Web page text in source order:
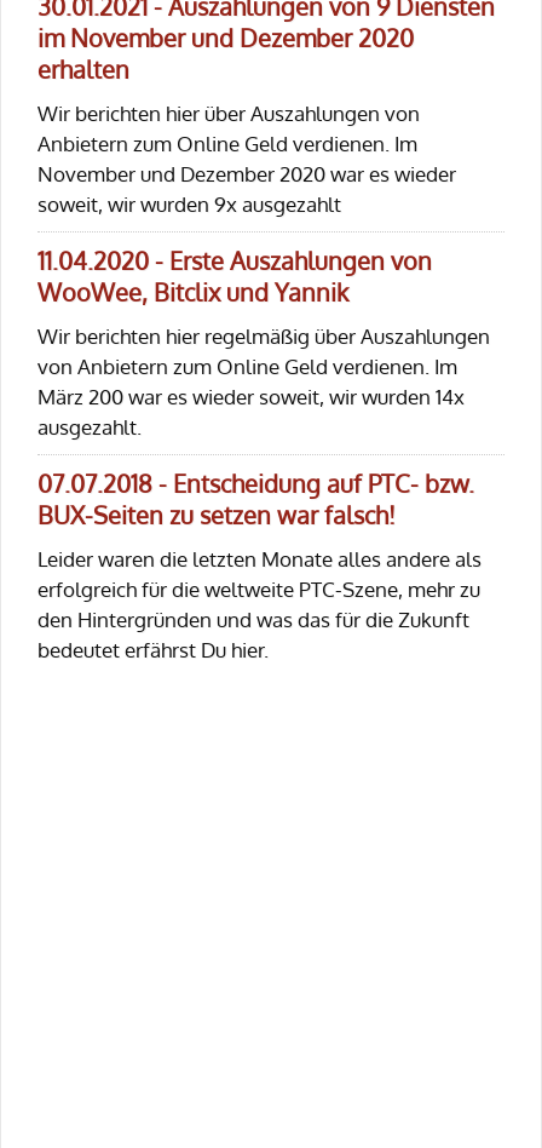
im November und Dezember 2020
erhalten
Wir berichten hier über Auszahlungen von
Anbietern zum Online Geld verdienen. Im
November und Dezember 2020 war es wieder
soweit, wir wurden 9x ausgezahlt
11.04.2020 - Erste Auszahlungen von
WooWee, Bitclix und Yannik
Wir berichten hier regelmäßig über Auszahlungen
von Anbietern zum Online Geld verdienen. Im
März 200 war es wieder soweit, wir wurden 14x
ausgezahlt.
07.07.2018 - Entscheidung auf PTC- bzw.
BUX-Seiten zu setzen war falsch!
Leider waren die letzten Monate alles andere als
erfolgreich für die weltweite PTC-Szene, mehr zu
den Hintergründen und was das für die Zukunft
bedeutet erfährst Du hier.